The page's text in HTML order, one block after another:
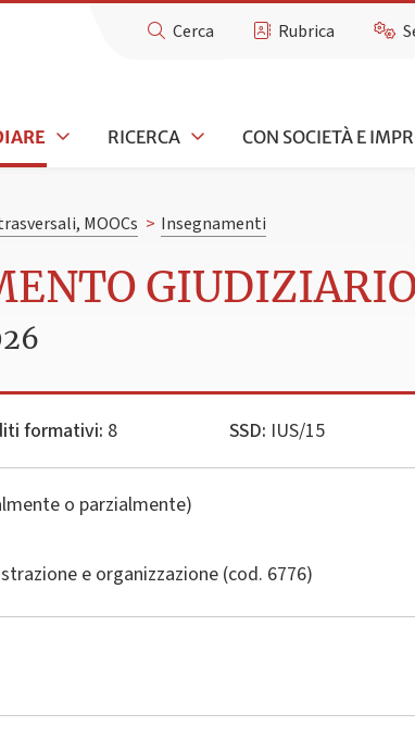
Cerca Rubrica
RICERCA CON SOCIETÀ E
MOOCs > Insegnamenti
formativi: 8 SSD: IUS/15
o parzialmente)
e organizzazione(cod. 6776)